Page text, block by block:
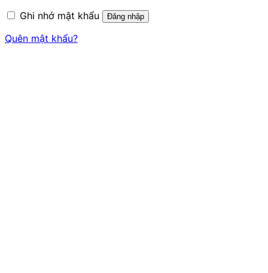
Ghi nhớ mật khẩu
Đăng nhập
Quên mật khẩu?